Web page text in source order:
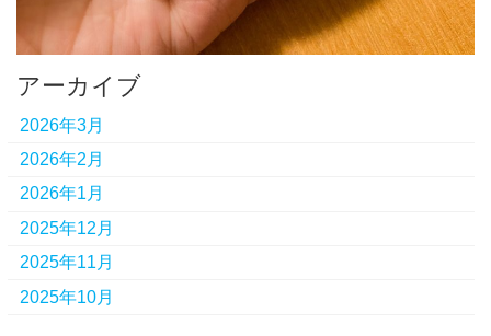
アーカイブ
2026年3月
2026年2月
2026年1月
2025年12月
2025年11月
2025年10月